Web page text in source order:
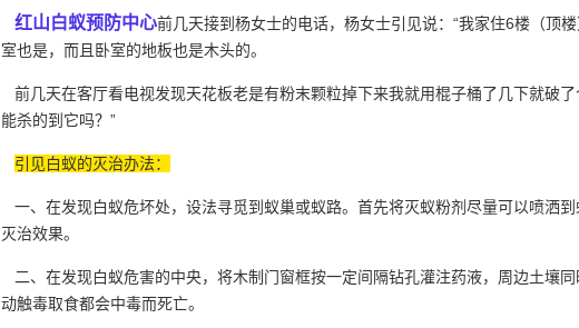
红山白蚁预防中心前几天接到杨女士的电话，杨女士引见说：“我家住6楼（顶
室也是，而且卧室的地板也是木头的。
前几天在客厅看电视发现天花板老是有粉末颗粒掉下来我就用棍子桶了几下就破
能杀的到它吗？”
引见白蚁的灭治办法：
一、在发现白蚁危坏处，设法寻觅到蚁巢或蚁路。首先将灭蚁粉剂尽量可以喷洒
灭治效果。
二、在发现白蚁危害的中央，将木制门窗框按一定间隔钻孔灌注药液，周边土壤
动触毒取食都会中毒而死亡。